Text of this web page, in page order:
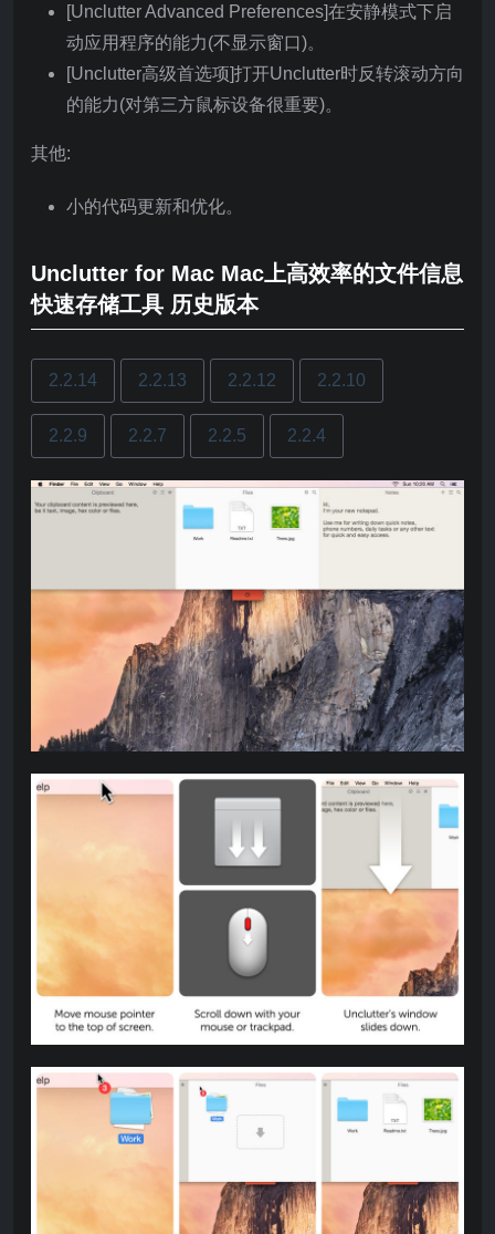
[Unclutter Advanced Preferences]在安静模式下启
动应用程序的能力(不显示窗口)。
[Unclutter高级首选项]打开Unclutter时反转滚动方向
的能力(对第三方鼠标设备很重要)。
其他:
小的代码更新和优化。
Unclutter for Mac Mac上高效率的文件信息
快速存储工具 历史版本
2.2.14 2.2.13 2.2.12 2.2.10
2.2.9 2.2.7 2.2.5 2.2.4